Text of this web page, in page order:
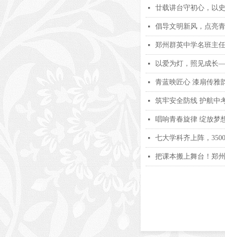
넷 廿载讲台守初心，以
넷 倡导文明新风，点亮
넷 郑州群英中学名班主
넷 以爱为灯，照见成长
넷 青蓝映匠心 漆扇传
넷 筑牢安全防线 护航中
넷 唱响青春旋律 绽放
넷 七大学科齐上阵，
넷 把课本搬上舞台！郑